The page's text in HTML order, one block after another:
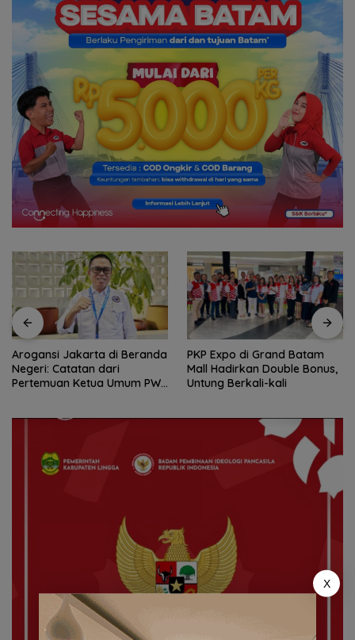
Arogansi Jakarta di Beranda
Negeri: Catatan dari
Pertemuan Ketua Umum PWI
PKP Expo di Grand Batam
Mall Hadirkan Double Bonus,
Untung Berkali-kali
X